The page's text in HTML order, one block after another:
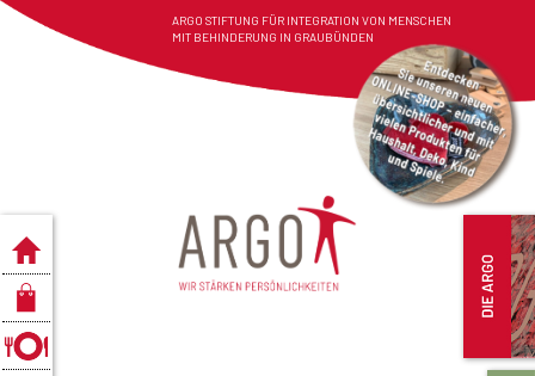
ARGO STIFTUNG FÜR INTEGRATION VON MENSCHEN
MIT BEHINDERUNG IN GRAUBÜNDEN